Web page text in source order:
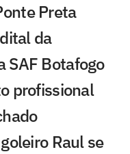
Preta
da
SAF Botafogo
profissional
Raul se